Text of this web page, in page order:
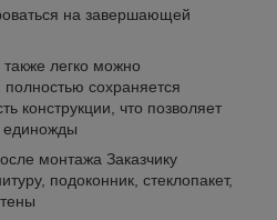
на завершающей
легко можно
сохраняется
конструкции, что позволяет
единожды
монтажа Заказчику
подоконник, стеклопакет,